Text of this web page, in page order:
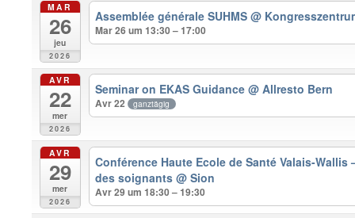
MAR
26
jeu
2026
Assemblée générale SUHMS@
Mar 26 um 13:30 – 17:00
AVR
22
mer
2026
Seminar on EKAS Guidance@ Allresto Bern
Avr 22 ganztägig
AVR
29
mer
2026
Conférence Haute Ecole de Santé Valais-
des soignants@ Sion
Avr 29 um 18:30 – 19:30